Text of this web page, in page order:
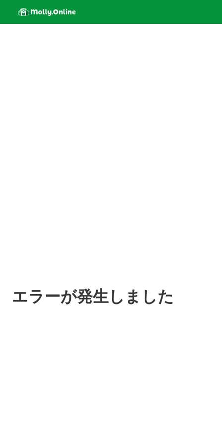
エラーが発生しました